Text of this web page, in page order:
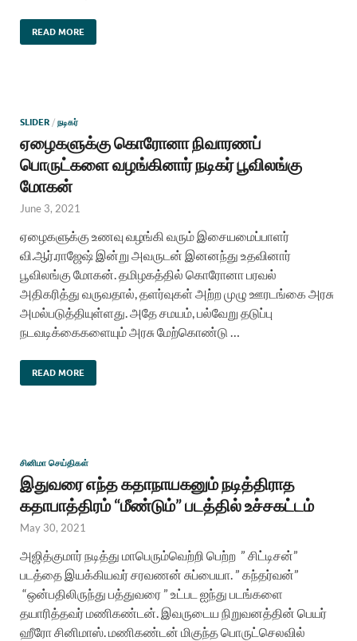
READ MORE
SLIDER / நடிகர்
ஏழைகளுக்கு கொரோனா நிவாரணப்
பொருட்களை வழங்கினார் நடிகர் பூவிலங்கு
மோகன்
June 3, 2021
ஏழைகளுக்கு உணவு வழங்கி வரும் இசையமைப்பாளர்
வி.ஆர்.ராஜேஷ் இன்று அவருடன் இனனந்து உதவினார்
பூவிலங்கு மோகன். தமிழகத்தில் கொரோனா பரவல்
அதிகரித்து வருவதால், தளர்வுகள் அற்ற முழு ஊரடங்கை அரசு
அமல்படுத்தியுள்ளது. அதே சமயம், பல்வேறு தடுப்பு
நடவடிக்கைகளையும் அரசு மேற்கொண்டு …
READ MORE
சினிமா செய்திகள்
இதுவரை எந்த கதாநாயகனும் நடித்திராத
கதாபாத்திரம் “மீண்டும்” படத்தில் உச்சகட்டம்
May 30, 2021
அஜித்குமார் நடித்து மாபெரும்வெற்றி பெற்ற ” சிட்டிசன்”
படத்தை இயக்கியவர் சரவணன் சுப்பையா. ” கந்தர்வன்”
“ஒன்பதிலிருந்து பத்துவரை ” உட்பட ஐந்து படங்களை
தயாரித்தவர் மணிகண்டன். இவருடைய நிறுவனத்தின் பெயர்
ஹீரோ சினிமாஸ். மணிகண்டன் மிகுந்த பொருட்செலவில்